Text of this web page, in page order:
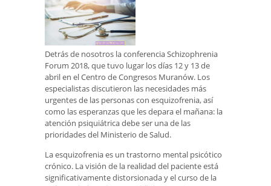
Detrás de nosotros la conferencia Schizophrenia
Forum 2018, que tuvo lugar los días 12 y 13 de
abril en el Centro de Congresos Muranów. Los
especialistas discutieron las necesidades más
urgentes de las personas con esquizofrenia, así
como las esperanzas que les depara el mañana: la
atención psiquiátrica debe ser una de las
prioridades del Ministerio de Salud.
La esquizofrenia es un trastorno mental psicótico
crónico. La visión de la realidad del paciente está
significativamente distorsionada y el curso de la